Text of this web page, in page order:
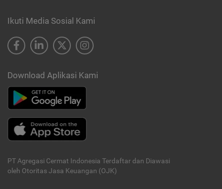
Ikuti Media Sosial Kami
Download Aplikasi Kami
PT Agregasi Cermat Indonesia Terdaftar dan Diawasi
oleh Otoritas Jasa Keuangan (OJK)